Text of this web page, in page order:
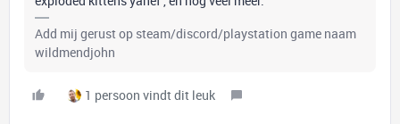
Add mij gerust op steam/discord/playstation game naam
wildmendjohn
1 persoon vindt dit leuk